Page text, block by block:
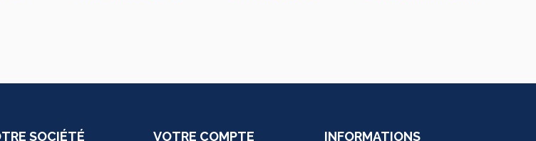
SOCIÉTÉ VOTRE COMPTE INFORMATIONS